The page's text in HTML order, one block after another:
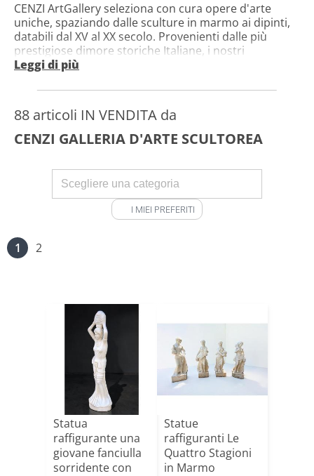
CENZI ArtGallery seleziona con cura opere d'arte
uniche, spaziando dalle sculture in marmo ai dipinti,
databili dal XV al XX secolo. Provenienti dalle più
prestigiose dimore storiche Italiane, i nostri
capolavori sono destinati a collezionisti di tutto il
personalmente la realizzazione di imballaggi in legno
su misura e gestiamo le spedizioni internazionali.
Leggi di più
88 articoli IN VENDITA da
CENZI GALLERIA D'ARTE SCULTOREA
I MIEI PREFERITI
1 2
Statua
raffigurante una
giovane fanciulla
sorridente con
Statue
raffiguranti Le
Quattro Stagioni
in Marmo